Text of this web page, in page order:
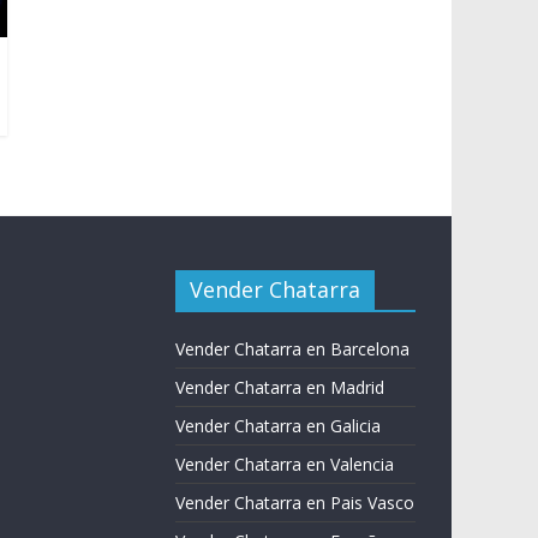
Vender Chatarra
Vender Chatarra en Barcelona
Vender Chatarra en Madrid
Vender Chatarra en Galicia
Vender Chatarra en Valencia
Vender Chatarra en Pais Vasco